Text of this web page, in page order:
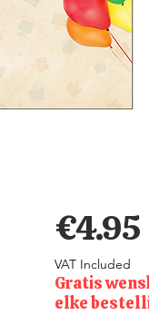
€4.95
VAT Included
Gratis
elke